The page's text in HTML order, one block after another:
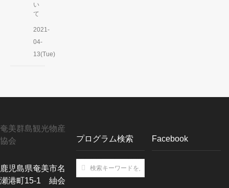
い
て
2021-
04-
13(Tue)
奄美群島観光物産
協会
鹿児島県奄美市名
瀬港町15-1 紬会
プログラム検索 Facebook